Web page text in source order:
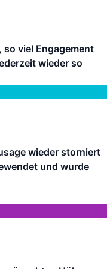
so viel Engagement
wieder so
wieder storniert
und wurde